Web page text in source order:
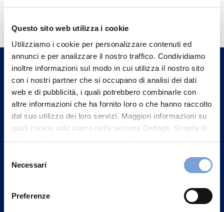
Questo sito web utilizza i cookie
Utilizziamo i cookie per personalizzare contenuti ed
annunci e per analizzare il nostro traffico. Condividiamo
inoltre informazioni sul modo in cui utilizza il nostro sito
con i nostri partner che si occupano di analisi dei dati
web e di pubblicità, i quali potrebbero combinarle con
altre informazioni che ha fornito loro o che hanno raccolto
dal suo utilizzo dei loro servizi. Maggiori informazioni su
quali cookie utilizziamo nella sezione Dettagli. Scopra di
più su chi siamo, come può contattarci e come trattiamo i
può trovare nel footer del sito nella sezione "Informativa
delNecessari
Preferenze
Hai bisogno di
informazioni?
Trova l'Agenzia più vicina a te e parla con
un nostro Agente.
Contattaci